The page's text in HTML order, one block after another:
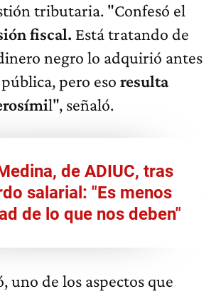
tributaria. "Confesó el
fiscal. Está tratando de
negro lo adquirió antes
pero eso resulta
l", señaló.
de ADIUC, tras
salarial: "Es menos
de lo que nos deben"
uno de los aspectos que